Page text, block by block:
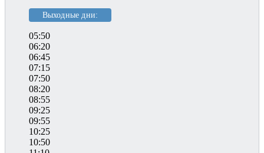
Выходные дни:
05:50
06:20
06:45
07:15
07:50
08:20
08:55
09:25
09:55
10:25
10:50